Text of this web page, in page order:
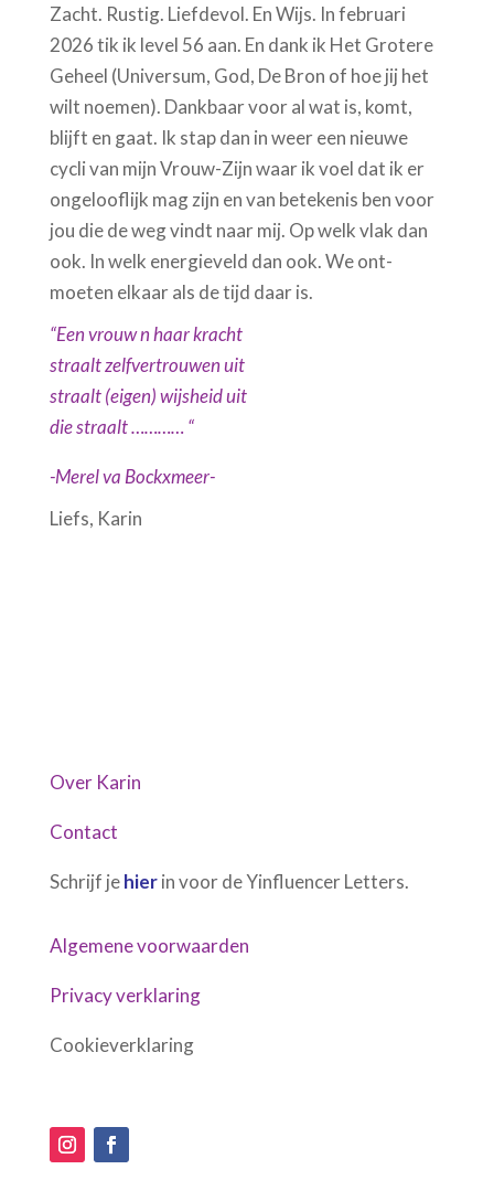
Zacht. Rustig. Liefdevol. En Wijs. In februari
2026 tik ik level 56 aan. En dank ik Het Grotere
Geheel (Universum, God, De Bron of hoe jij het
wilt noemen). Dankbaar voor al wat is, komt,
blijft en gaat. Ik stap dan in weer een nieuwe
cycli van mijn Vrouw-Zijn waar ik voel dat ik er
ongelooflijk mag zijn en van betekenis ben voor
jou die de weg vindt naar mij. Op welk vlak dan
ook. In welk energieveld dan ook. We ont-
moeten elkaar als de tijd daar is.
“Een vrouw n haar kracht
straalt zelfvertrouwen uit
straalt (eigen) wijsheid uit
die straalt ………… “
-Merel va Bockxmeer-
Liefs, Karin
Over Karin
Contact
Schrijf jehierin voor de Yinfluencer Letters.
Algemene voorwaarden
Privacy verklaring
Cookieverklaring